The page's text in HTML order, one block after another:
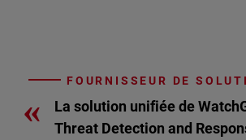
FOURNISSEUR DE
«
La solution unifiée de
Threat Detection and